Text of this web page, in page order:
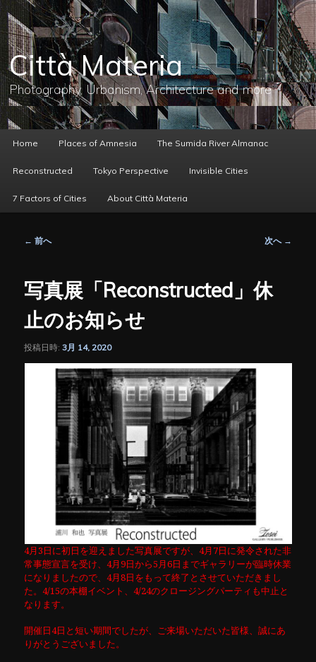
メ
イ
ン
コ
ン
テ
ン
へ
移
動
Città Materia
Photography, Urbanism, Architecture and more
ー
Home Places of Amnesia The Sumida River Almanac
Reconstructed Tokyo Perspective Invisible Cities
7 Factors of Cities About Città Materia
ビ
ゲ
シ
ョ
ン
← 前へ 次へ →
写真展「Reconstructed」休
止のお知らせ
投稿日時:3月 14, 2020
4月3日に初日を迎えました写真展ですが、4月7日に発令された非
常事態宣言を受け、4月9日から5月6日までギャラリーが臨時休業
になりましたので、4月8日をもって終了とさせていただきまし
た。4/15の本棚イベント、4/24のクロージングパーティも中止と
なります。
開催日4日と短い期間でしたが、ご来場いただいた皆様、誠にあ
りがとうございました。